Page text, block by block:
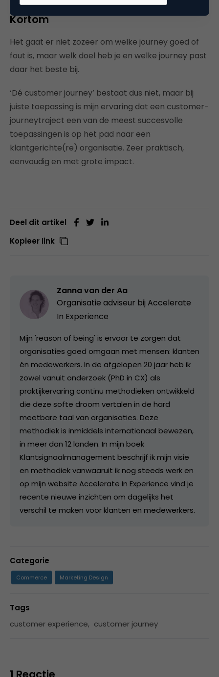
Kortom
Het gaat er niet zozeer om welke journey goed of
fout is, maar welk doel heb je en welke journey past
daar het beste bij.
‘Dé customer journey’ bestaat dus niet, maar bij
juiste toepassing is mijn ervaring dat een customer-
journeytraject een van de meest succesvolle
toepassingen is op het pad naar een
klantgerichte(re) organisatie. Zeer praktisch,
eenvoudig en met grote impact.
Deel dit artikel
Kopieer link
Zanna van der Aa
Organisatie adviseur bij Accelerate
In Experience
Mijn 'reason of being' is ervoor te zorgen dat
organisaties goed omgaan met mensen: klanten
én medewerkers. In de afgelopen 20 jaar heb ik
zowel vanuit onderzoek (PhD in CX) als
praktijkervaring continu methodieken ontwikkeld
die deze softe droom vertalen in de hard
meetbare taal van organisaties. Deze
methodiek is inmiddels internationaal bewezen,
in meer dan 12 landen. In mijn boek
Klantsignaalmanagement beschrijf ik mijn visie
en methodiek vanwaaruit ik nog steeds werk en
op mijn website Accelerate In Experience vind je
recente nieuwe inzichten om dagelijks het
verschil te maken voor klanten en medewerkers.
Categorie
Commerce Marketing Design
Tags
customer experience, customer journey